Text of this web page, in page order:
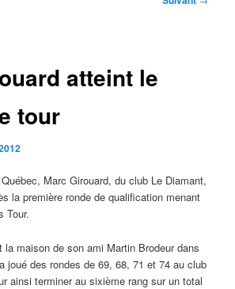
atteint le
tour
Marc Girouard, du club Le Diamant,
la première ronde de qualification menant
Tour.
la maison de son ami Martin Brodeur dans
joué des rondes de 69, 68, 71 et 74 au club
ainsi terminer au sixième rang sur un total